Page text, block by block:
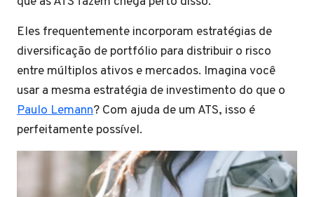
Eles frequentemente incorporam estratégias de
diversificação de portfólio para distribuir o risco
entre múltiplos ativos e mercados. Imagina você
usar a mesma estratégia de investimento do que o
Paulo Lemann? Com ajuda de um ATS, isso é
perfeitamente possível.